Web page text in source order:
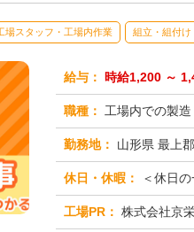
場スタッフ・工場内作業 組立・組付け
給与： 時給1,200 ～
職種： 工場内での製
勤務地： 山形県 最上
休日・休暇： ＜休日の一例＞＜
工場PR： 株式会社京栄センターで、